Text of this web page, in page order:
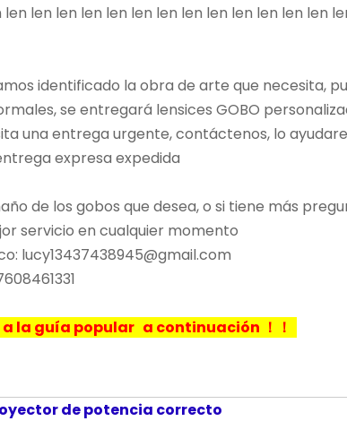
len len len len len len len len len len len len
identificado la obra de arte que necesita,
se entregará lensices GOBO
una entrega urgente, contáctenos, lo
expresa expedida
de los gobos que desea, o si tiene más
servicio en cualquier momento
lucy13437438945@gmail.com
la guía popular a continuación ！！
de potencia correcto